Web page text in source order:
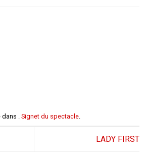
dans . Signet du spectacle.
LADY FIRST